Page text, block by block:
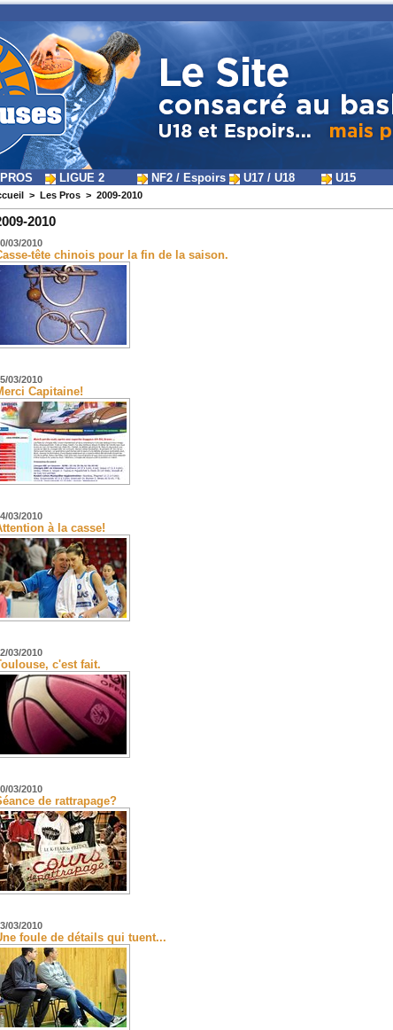
LIGUE 2 NF2 / Espoirs U17 / U18 U15
> Les Pros > 2009-2010
2010
03/2010
tête chinois pour la fin de la saison.
03/2010
Capitaine!
03/2010
à la casse!
03/2010
c'est fait.
03/2010
de rattrapage?
03/2010
foule de détails qui tuent...